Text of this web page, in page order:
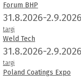
Forum BHP
31.8.2026-2.9.2026
targi
Weld Tech
31.8.2026-2.9.2026
targi
Poland Coatings Expo